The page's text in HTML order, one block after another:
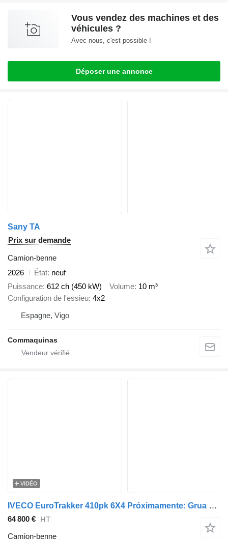
Vous vendez des machines et des
véhicules ?
Avec nous, c'est possible !
Déposer une annonce
Sany TA
Prix sur demande
Camion-benne
2026
État neuf
Puissance 612 ch (450 kW) Volume 10 m³
Configuration de l'essieu 4x2
Espagne, Vigo
Commaquinas
VIDÉO
IVECO EuroTrakker 410pk 6X4 Próximamente: Grua Palfinger PK18.002 + Ga
64 800 € HT
Camion-benne